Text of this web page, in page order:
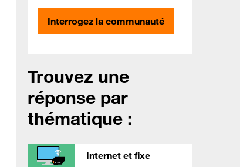
Interrogez la communauté
Trouvez une
réponse par
thématique :
Internet et fixe